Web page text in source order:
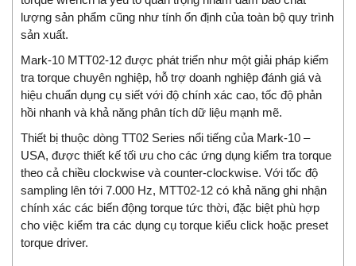
lượng sản phẩm cũng như tính ổn định của toàn bộ quy trình
sản xuất.
Mark-10 MTT02-12 được phát triển như một giải pháp kiểm
tra torque chuyên nghiệp, hỗ trợ doanh nghiệp đánh giá và
hiệu chuẩn dụng cụ siết với độ chính xác cao, tốc độ phản
hồi nhanh và khả năng phân tích dữ liệu mạnh mẽ.
Thiết bị thuộc dòng TT02 Series nổi tiếng của Mark-10 –
USA, được thiết kế tối ưu cho các ứng dụng kiểm tra torque
theo cả chiều clockwise và counter-clockwise. Với tốc độ
sampling lên tới 7.000 Hz, MTT02-12 có khả năng ghi nhận
chính xác các biến động torque tức thời, đặc biệt phù hợp
cho việc kiểm tra các dụng cụ torque kiểu click hoặc preset
torque driver.